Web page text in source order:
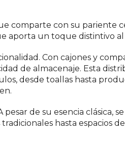
comparte con su pariente
aporta un toque distintivo al
Con cajones y
de almacenaje. Esta
desde toallas hasta
pesar de su esencia clásica,
hasta espacios